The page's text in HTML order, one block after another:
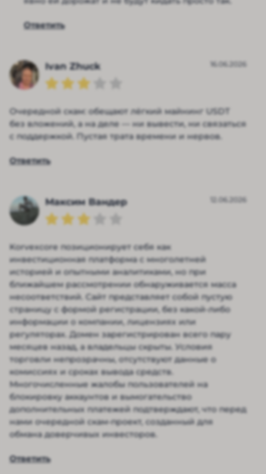
Ответить
Ivan Zhuck 16.06.2026
Очередной скам: обещают лёгкий майнинг USDT
без вложений, а на деле — ни вывести, ни связаться
с поддержкой. Пустая трата времени и нервов.
Ответить
Максим Вандер 12.06.2026
Korvexcore позиционирует себя как
инвестиционная платформа с многолетней
историей и опытными аналитиками, но при
ближайшем рассмотрении обнаруживается масса
несоответствий. Сайт представляет собой пустую
страницу с формой регистрации, без какой-либо
информации о компании, лицензиях или
регуляторах. Домен зарегистрирован всего пару
месяцев назад, а владельцы скрыты. Условия
торговли непрозрачны, отсутствуют данные о
комиссиях и сроках вывода средств.
Многочисленные жалобы пользователей на
блокировку аккаунтов и вымогательство
дополнительных платежей подтверждают, что перед
нами очередной скам-проект, созданный для
обмана доверчивых инвесторов.
Ответить